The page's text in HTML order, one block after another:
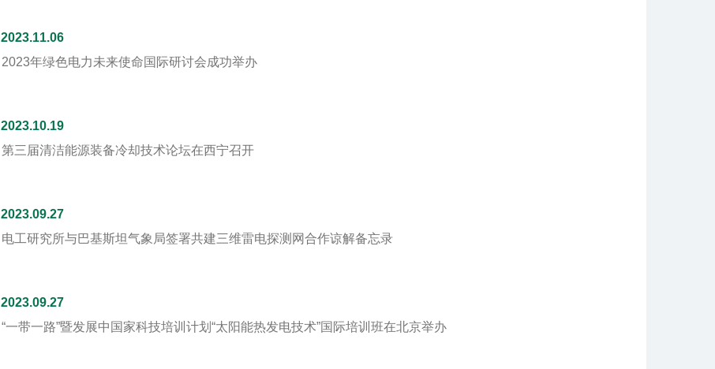
2023.11.06
2023年绿色电力未来使命国际研讨会成功举办
2023.10.19
第三届清洁能源装备冷却技术论坛在西宁召开
2023.09.27
电工研究所与巴基斯坦气象局签署共建三维雷电探测网合作谅解备忘录
2023.09.27
“一带一路”暨发展中国家科技培训计划“太阳能热发电技术”国际培训班在北京举办